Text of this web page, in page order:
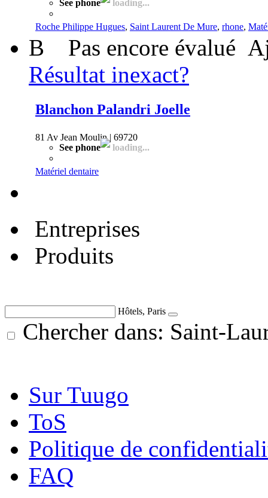
See phone loading...
Roche Philippe Hugues, Saint Laurent De Mure, rhone,
B Pas encore évalué
Résultat inexact?
Blanchon Palandri Joelle
81 Av Jean Moulin | 69720
See phone
loading...
Matériel dentaire
Entreprises
Produits
Hôtels, Paris
Chercher dans: Saint-
Sur Tuugo
ToS
Politique de
FAQ